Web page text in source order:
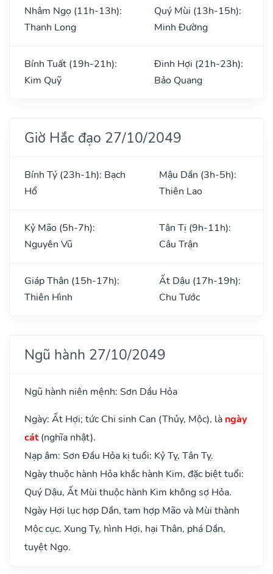
Nhâm Ngọ (11h-13h):
Thanh Long
Quý Mùi (13h-15h):
Minh Đường
Bính Tuất (19h-21h):
Kim Quỹ
Đinh Hợi (21h-23h):
Bảo Quang
Giờ Hắc đạo 27/10/2049
Bính Tý (23h-1h): Bạch
Hổ
Mậu Dần (3h-5h):
Thiên Lao
Kỷ Mão (5h-7h):
Nguyên Vũ
Tân Tị (9h-11h):
Câu Trận
Giáp Thân (15h-17h):
Thiên Hình
Ất Dậu (17h-19h):
Chu Tước
Ngũ hành 27/10/2049
Ngũ hành niên mệnh: Sơn Dầu Hỏa
Ngày: Ất Hợi; tức Chi sinh Can (Thủy, Mộc), là ngày
cát(nghĩa nhật).
Nạp âm: Sơn Đầu Hỏa kị tuổi: Kỷ Tỵ, Tân Tỵ.
Ngày thuộc hành Hỏa khắc hành Kim, đặc biệt tuổi:
Quý Dậu, Ất Mùi thuộc hành Kim không sợ Hỏa.
Ngày Hợi lục hợp Dần, tam hợp Mão và Mùi thành
Mộc cục. Xung Tỵ, hình Hợi, hại Thân, phá Dần,
tuyệt Ngọ.